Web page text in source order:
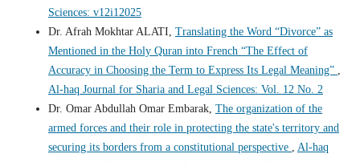
Sciences: v12i12025
Dr. Afrah Mokhtar ALATI, Translating the Word “Divorce” as
Mentioned in the Holy Quran into French “The Effect of
Accuracy in Choosing the Term to Express Its Legal Meaning” ,
Al-haq Journal for Sharia and Legal Sciences: Vol. 12 No. 2
Dr. Omar Abdullah Omar Embarak, The organization of the
armed forces and their role in protecting the state's territory and
securing its borders from a constitutional perspective , Al-haq